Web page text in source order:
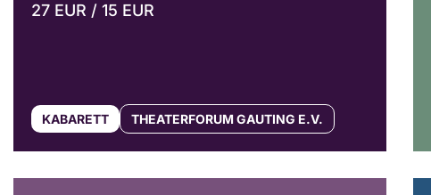
27 EUR / 15 EUR
KABARETT THEATERFORUM GAUTING E.V.